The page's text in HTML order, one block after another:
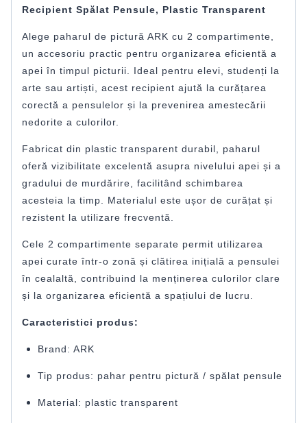
Recipient Spălat Pensule, Plastic Transparent
Alege paharul de pictură ARK cu 2 compartimente,
un accesoriu practic pentru organizarea eficientă a
apei în timpul picturii. Ideal pentru elevi, studenți la
arte sau artiști, acest recipient ajută la curățarea
corectă a pensulelor și la prevenirea amestecării
nedorite a culorilor.
Fabricat din plastic transparent durabil, paharul
oferă vizibilitate excelentă asupra nivelului apei și a
gradului de murdărire, facilitând schimbarea
acesteia la timp. Materialul este ușor de curățat și
rezistent la utilizare frecventă.
Cele 2 compartimente separate permit utilizarea
apei curate într-o zonă și clătirea inițială a pensulei
în cealaltă, contribuind la menținerea culorilor clare
și la organizarea eficientă a spațiului de lucru.
Caracteristici produs:
Brand: ARK
Tip produs: pahar pentru pictură / spălat pensule
Material: plastic transparent